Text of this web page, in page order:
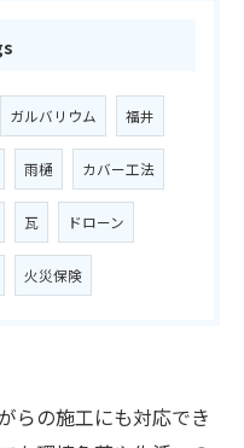
ガルバリウム 福井
雨樋 カバー工法
瓦 ドローン
火災保険
らの施工にも対応でき
ださい